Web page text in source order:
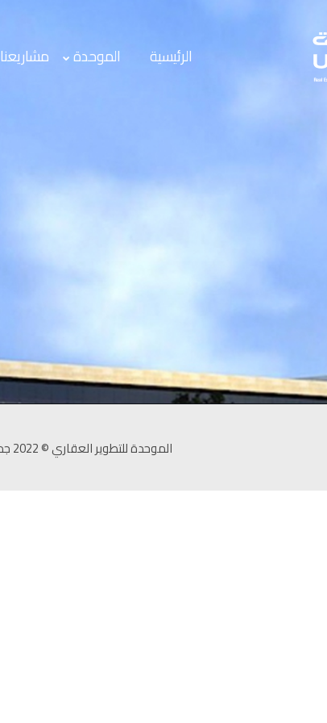
الرئيسية الموحدة مشاريعنا
الموحدة للتطوير العقاري © 2022 جميع الحقوق محفوظة طور بواسطة شركة اورينتال